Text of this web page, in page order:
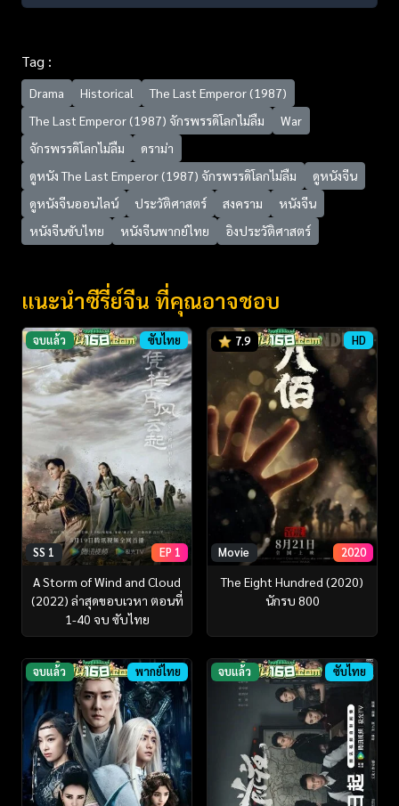
Tag :
Drama Historical
The Last Emperor (1987)
The Last Emperor (1987) จักรพรรดิโลกไม่ลืม
War
จักรพรรดิโลกไม่ลืม
ดราม่า
ดูหนัง The Last Emperor (1987) จักรพรรดิโลกไม่ลืม
ดูหนังจีน
ดูหนังจีนออนไลน์
ประวัติศาสตร์ สงคราม
หนังจีน
หนังจีนซับไทย
หนังจีนพากย์ไทย อิงประวัติศาสตร์
แนะนำซีรี่ย์จีน ที่คุณอาจชอบ
จบแล้ว ซับไทย
SS 1 EP 1
A Storm of Wind and Cloud
(2022) ล่าสุดขอบเวหา ตอนที่
1-40 จบ ซับไทย
7.9 HD
Movie 2020
The Eight Hundred (2020)
นักรบ 800
จบแล้ว พากย์ไทย จบแล้ว ซับไทย